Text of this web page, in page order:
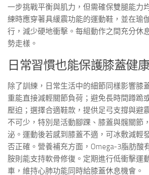
一步挑戰平衡與肌力，但需確保雙腿能力
練時應穿著具緩震功能的運動鞋，並在瑜
行，減少硬地衝擊。每組動作之間充分休
勢走樣。
日常習慣也能保護膝蓋健康
除了訓練，日常生活中的細節同樣影響膝
重能直接減輕關節負荷；避免長時間蹲跪
壓迫；選擇合適鞋款，提供足弓支撐與避
不可少，特別是活動腳踝、膝蓋與髖關節
泌。運動後若感到膝蓋不適，可冰敷減輕
否正確。營養補充方面，Omega-3脂肪酸
胺則能支持軟骨修復。定期進行低衝擊運
車，維持心肺功能同時給膝蓋休息機會。